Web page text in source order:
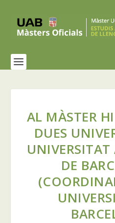
AL MÀSTER
DUES
DE